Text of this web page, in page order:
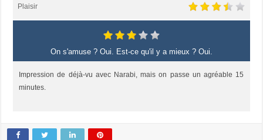
Plaisir
On s'amuse ? Oui. Est-ce qu'il y a mieux ? Oui.
Impression de déjà-vu avec Narabi, mais on passe un agréable 15
minutes.